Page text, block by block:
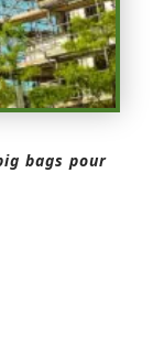
bags pour